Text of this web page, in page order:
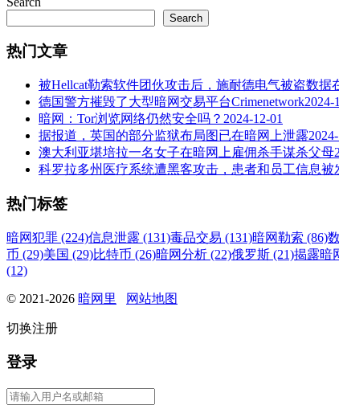
Search
热门文章
被Hellcat勒索软件团伙攻击后，施耐德电气被盗数据
德国警方摧毁了大型暗网交易平台Crimenetwork2024-
暗网：Tor浏览网络仍然安全吗？ 2024-12-01
据报道，英国的部分监狱布局图已在暗网上泄露
澳大利亚堪培拉一名女子在暗网上雇佣杀手谋杀父母
科罗拉多州医疗系统遭黑客攻击，患者和员工信息被
热门标签
暗网犯罪 (224)信息泄露 (131)毒品交易 (131)暗网勒索 (86)
币 (29)美国 (29)比特币 (26)暗网分析 (22)俄罗斯 (21)揭露暗
(12)
© 2021-2026 暗网里 网站地图
切换注册
登录